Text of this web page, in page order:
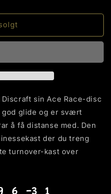
sin Ace Race-disc
god glide og er svært
å få distanse med. Den
der du treng
turnover-kast over
9 6 -3 1